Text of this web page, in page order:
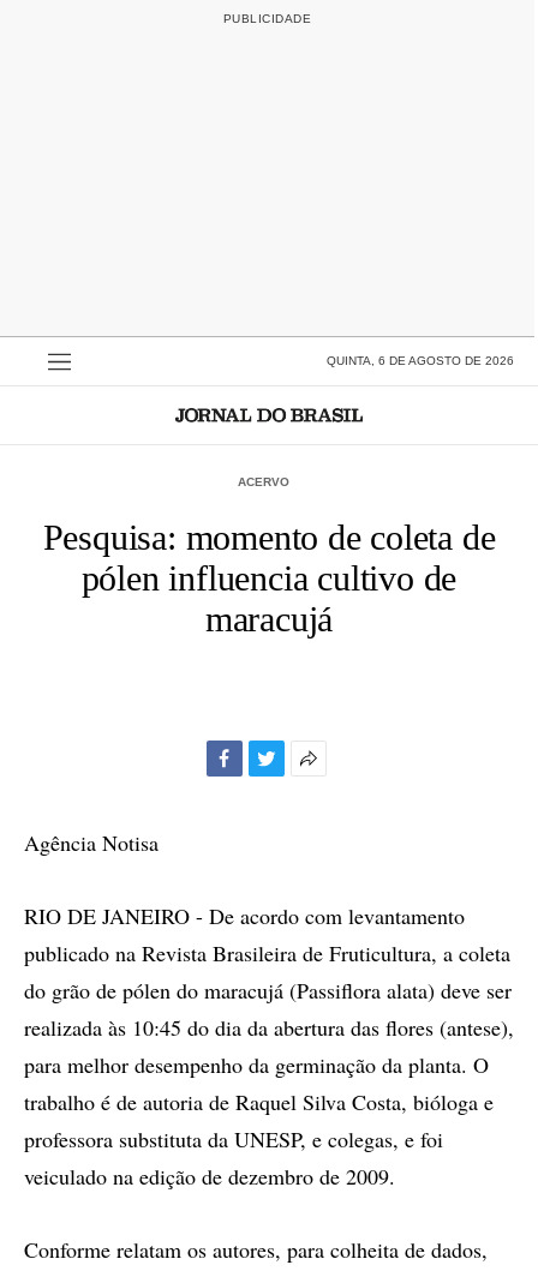
QUINTA, 6 DE AGOSTO DE 2026
ACERVO
Pesquisa: momento de coleta de
pólen influencia cultivo de
maracujá
Agência Notisa
RIO DE JANEIRO - De acordo com levantamento
publicado na Revista Brasileira de Fruticultura, a coleta
do grão de pólen do maracujá (Passiflora alata) deve ser
realizada às 10:45 do dia da abertura das flores (antese),
para melhor desempenho da germinação da planta. O
trabalho é de autoria de Raquel Silva Costa, bióloga e
professora substituta da UNESP, e colegas, e foi
veiculado na edição de dezembro de 2009.
Conforme relatam os autores, para colheita de dados,